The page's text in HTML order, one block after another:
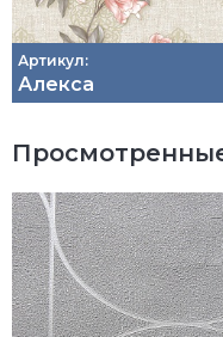
Артикул:
Алекса